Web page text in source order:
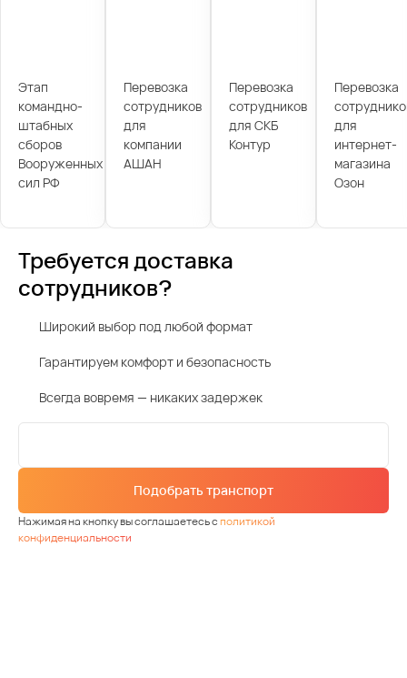
Этап
командно-
штабных
сборов
Вооруженных
сил РФ
Перевозка
сотрудников
для
компании
АШАН
Перевозка
сотрудников
для СКБ
Контур
Перевозка
для
интернет-
магазина
Озон
Требуется доставка
сотрудников?
Широкий выбор под любой формат
Гарантируем комфорт и безопасность
Всегда вовремя — никаких задержек
Подобрать транспорт
Нажимая на кнопку вы соглашаетесь сполитикой
конфиденциальности